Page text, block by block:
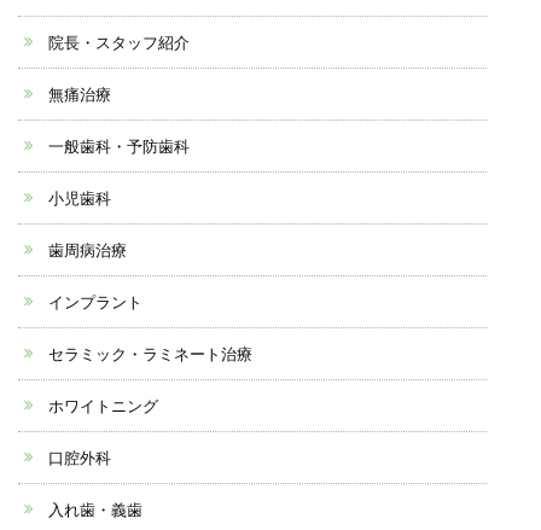
院長・スタッフ紹介
無痛治療
一般歯科・予防歯科
小児歯科
歯周病治療
インプラント
セラミック・ラミネート治療
ホワイトニング
口腔外科
入れ歯・義歯